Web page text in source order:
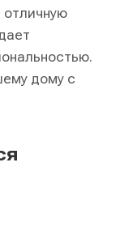
отличную
дому с